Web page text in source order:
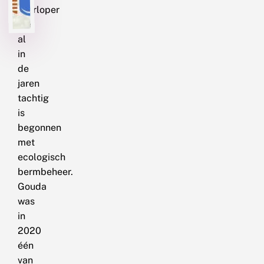
voorloper
die
al
in
de
jaren
tachtig
is
begonnen
met
ecologisch
bermbeheer.
Gouda
was
in
2020
één
van